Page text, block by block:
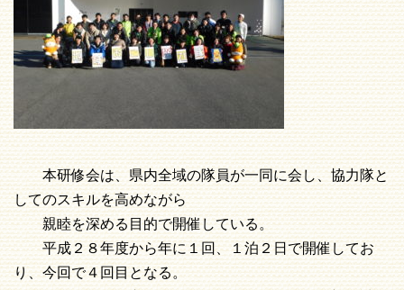
本研修会は、県内全域の隊員が一同に会し、協力隊と
してのスキルを高めながら
親睦を深める目的で開催している。
平成２８年度から年に１回、１泊２日で開催してお
り、今回で４回目となる。